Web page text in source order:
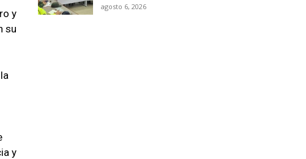
y
su
y
agosto 6, 2026